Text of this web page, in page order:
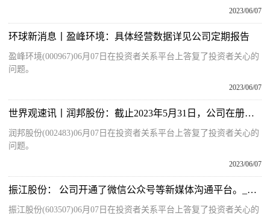
2023/06/07
环球新消息丨盈峰环境：具体经营数据详见公司定期报告
盈峰环境(000967)06月07日在投资者关系平台上答复了投资者关心的
问题。
2023/06/07
世界观速讯丨润邦股份：截止2023年5月31日，公司在册股东总户数为32,416户
润邦股份(002483)06月07日在投资者关系平台上答复了投资者关心的
问题。
2023/06/07
振江股份： 公司开通了微信公众号等新媒体沟通平台。_每日简讯
振江股份(603507)06月07日在投资者关系平台上答复了投资者关心的